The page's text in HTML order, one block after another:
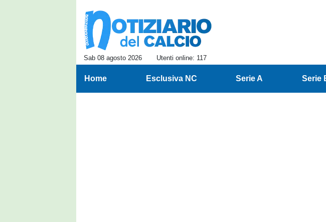
Sab 08 agosto 2026 Utenti online: 117
Home Esclusiva NC Serie A Serie